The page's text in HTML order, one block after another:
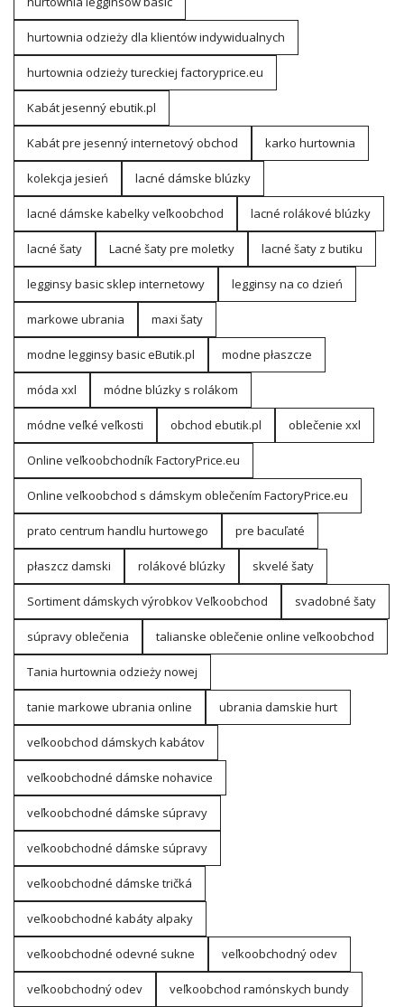
hurtownia odzieży dla klientów indywidualnych
hurtownia odzieży tureckiej factoryprice.eu
Kabát jesenný ebutik.pl
Kabát pre jesenný internetový obchod karko hurtownia
kolekcja jesień lacné dámske blúzky
lacné dámske kabelky veľkoobchod lacné rolákové blúzky
lacné šaty Lacné šaty pre moletky lacné šaty z butiku
legginsy basic sklep internetowy legginsy na co dzień
markowe ubrania maxi šaty
modne legginsy basic eButik.pl modne płaszcze
móda xxl módne blúzky s rolákom
módne veľké veľkosti obchod ebutik.pl oblečenie xxl
Online veľkoobchodník FactoryPrice.eu
Online veľkoobchod s dámskym oblečením FactoryPrice.eu
prato centrum handlu hurtowego pre bacuľaté
płaszcz damski rolákové blúzky skvelé šaty
Sortiment dámskych výrobkov Veľkoobchod svadobné šaty
súpravy oblečenia talianske oblečenie online veľkoobchod
Tania hurtownia odzieży nowej
tanie markowe ubrania online ubrania damskie hurt
veľkoobchod dámskych kabátov
veľkoobchodné dámske nohavice
veľkoobchodné dámske súpravy
veľkoobchodné dámske súpravy
veľkoobchodné dámske tričká
veľkoobchodné kabáty alpaky
veľkoobchodné odevné sukne veľkoobchodný odev
veľkoobchodný odev veľkoobchod ramónskych bundy